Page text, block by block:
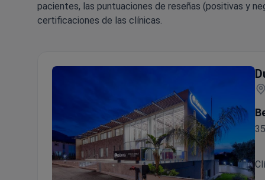
pacientes, las puntuaciones de reseñas (positivas y
certificaciones de las clínicas.